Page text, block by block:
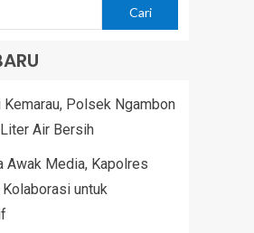
Kemarau, Polsek Ngambon
Air Bersih
Awak Media, Kapolres
untuk